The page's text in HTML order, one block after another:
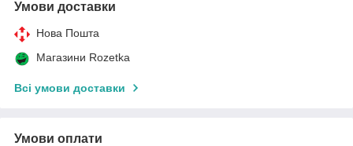
Умови доставки
Нова Пошта
Магазини Rozetka
Всі умови доставки
Умови оплати